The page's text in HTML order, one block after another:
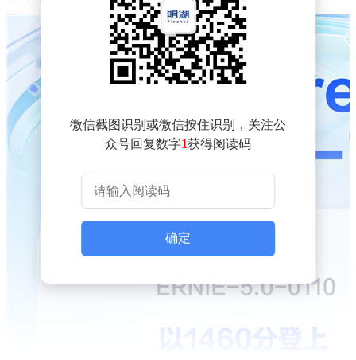
微信截图识别或微信按住识别，关注公
众号回复数字1获得阅读码
确定